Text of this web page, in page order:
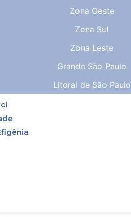
Zona Oeste
Zona Sul
Zona Leste
Grande São Paulo
Litoral de São Paulo